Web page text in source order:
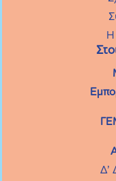
γνωρίζεις. –
Η
Δ’